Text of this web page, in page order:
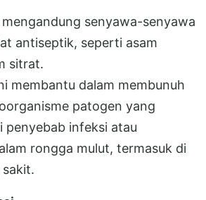
senyawa-senyawa
antiseptik, seperti asam
sitrat.
membantu dalam membunuh
patogen yang
penyebab infeksi atau
rongga mulut, termasuk di